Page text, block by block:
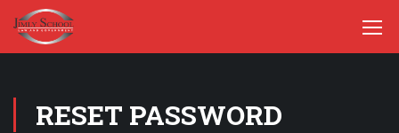
RESET PASSWORD